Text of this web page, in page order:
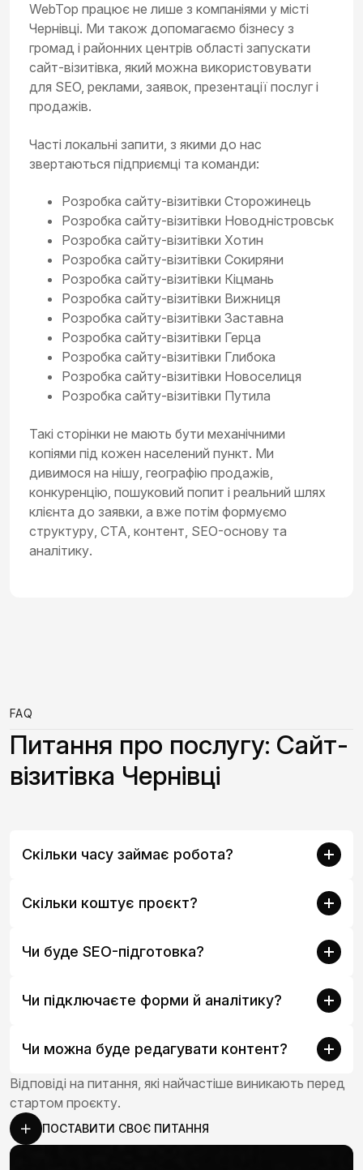
WebTop працює не лише з компаніями у місті
Чернівці. Ми також допомагаємо бізнесу з
громад і районних центрів області запускати
сайт-візитівка, який можна використовувати
для SEO, реклами, заявок, презентації послуг і
продажів.
Часті локальні запити, з якими до нас
звертаються підприємці та команди:
Розробка сайту-візитівки Сторожинець
Розробка сайту-візитівки Новодністровськ
Розробка сайту-візитівки Хотин
Розробка сайту-візитівки Сокиряни
Розробка сайту-візитівки Кіцмань
Розробка сайту-візитівки Вижниця
Розробка сайту-візитівки Заставна
Розробка сайту-візитівки Герца
Розробка сайту-візитівки Глибока
Розробка сайту-візитівки Новоселиця
Розробка сайту-візитівки Путила
Такі сторінки не мають бути механічними
копіями під кожен населений пункт. Ми
дивимося на нішу, географію продажів,
конкуренцію, пошуковий попит і реальний шлях
клієнта до заявки, а вже потім формуємо
структуру, CTA, контент, SEO-основу та
аналітику.
FAQ
Питання про послугу: Сайт-
візитівка Чернівці
Відповіді на питання, які найчастіше виникають перед
стартом проєкту.
ПОСТАВИТИ СВОЄ ПИТАННЯ
Скільки часу займає робота?
Скільки коштує проєкт?
Чи буде SEO-підготовка?
Чи підключаєте форми й аналітику?
Чи можна буде редагувати контент?